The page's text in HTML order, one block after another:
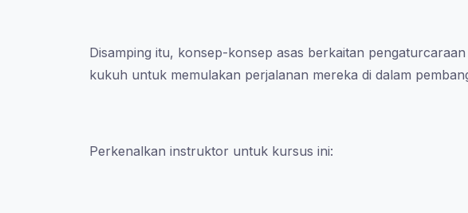
Disamping itu, konsep-konsep asas berkaitan
kukuh untuk memulakan perjalanan mereka di dalam
Perkenalkan instruktor untuk kursus ini: